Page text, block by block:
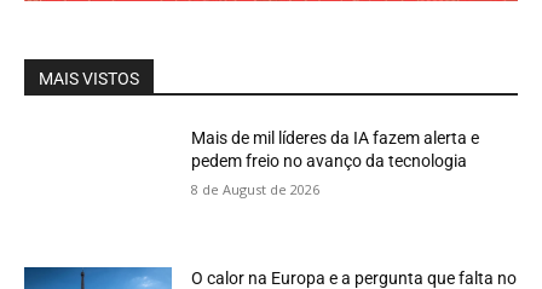
MAIS VISTOS
Mais de mil líderes da IA fazem alerta e
pedem freio no avanço da tecnologia
8 de August de 2026
O calor na Europa e a pergunta que falta no